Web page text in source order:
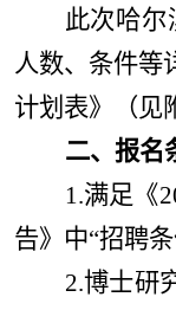
此次哈
人数、条件等
计划表》（见
二、 报名
1.满足《
告》中“招聘
2.博士研